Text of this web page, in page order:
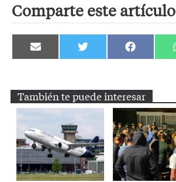
Comparte este artículo
Compartir
en
Compartir
en
Compartir
en
También te puede interesar